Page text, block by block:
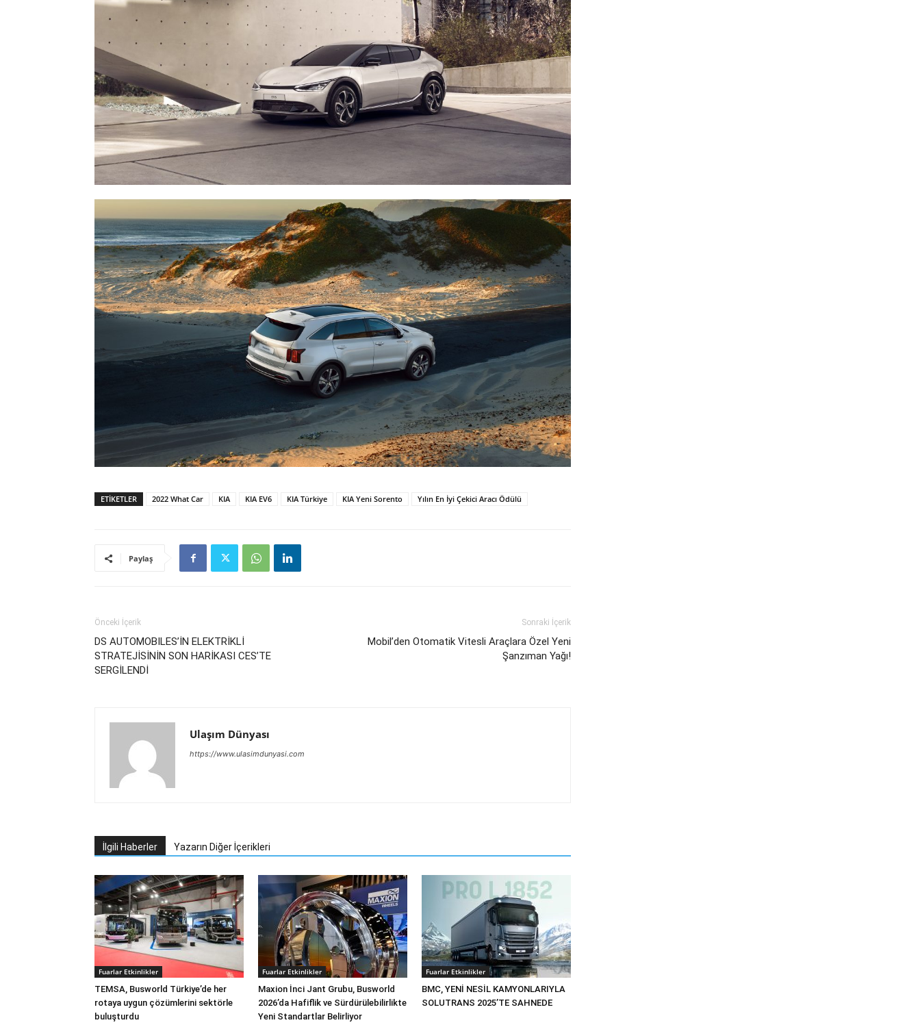
ETIKETLER 2022 What Car KIA KIA EV6 KIA Türkiye KIA Yeni Sorento Yılın En İyi Çekici Aracı Ödülü
Paylaş
Önceki İçerik
DS AUTOMOBILES’İN ELEKTRİKLİ
STRATEJİSİNİN SON HARİKASI CES’TE
SERGİLENDİ
Sonraki İçerik
Mobil’den Otomatik Vitesli Araçlara Özel Yeni
Şanzıman Yağı!
Ulaşım Dünyası
https://www.ulasimdunyasi.com
İlgili Haberler Yazarın Diğer İçerikleri
Fuarlar Etkinlikler
TEMSA, Busworld Türkiye’de her
rotaya uygun çözümlerini sektörle
buluşturdu
Fuarlar Etkinlikler
Maxion İnci Jant Grubu, Busworld
2026’da Hafiflik ve Sürdürülebilirlikte
Yeni Standartlar Belirliyor
Fuarlar Etkinlikler
BMC, YENİ NESİL KAMYONLARIYLA
SOLUTRANS 2025’TE SAHNEDE